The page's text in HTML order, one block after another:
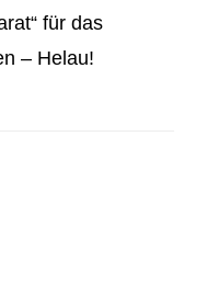
für das
– Helau!